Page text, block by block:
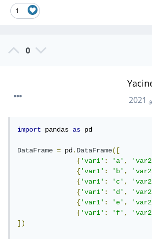
1
0
import pandas as pd
DataFrame = pd.DataFrame([
{'var1': 'a',
{'var1': 'b',
{'var1': 'c',
{'var1': 'd',
{'var1': 'e',
{'var1': 'f',
])